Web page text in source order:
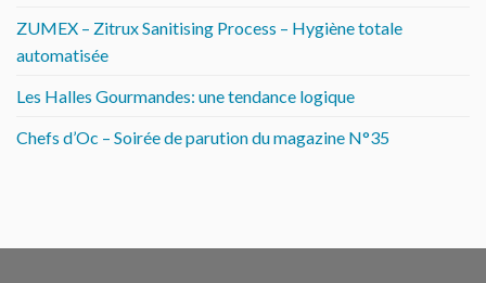
ZUMEX – Zitrux Sanitising Process – Hygiène totale
automatisée
Les Halles Gourmandes: une tendance logique
Chefs d’Oc – Soirée de parution du magazine N°35